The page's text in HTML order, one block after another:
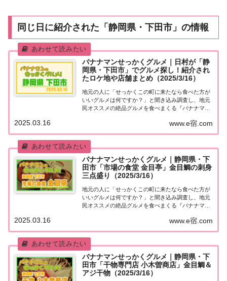
同じ日に紹介された「静岡県・下田市」の情報
バナナマンせっかくグルメ｜日村が「静
岡県・下田市」でグルメ探し！紹介され
たロケ地や店舗まとめ（2025/3/16）
地元の人に「せっかくこの町に来たなら食べた方が
いいグルメは何ですか？」と聞き込み調査し、地元
民オススメの絶品グルメを食べまくる『バナナマン
マンのせっかくグルメ』は日村さんが静岡県・下田
市で絶品グルメを満喫！朝獲れ金目鯛を食べ比べ...
www.e宿.com
2025.03.16
バナナマンせっかくグルメ｜静岡県・下
田市「市場の食堂 金目亭」金目鯛の刺身
三点盛り（2025/3/16）
地元の人に「せっかくこの町に来たなら食べた方が
いいグルメは何ですか？」と聞き込み調査し、地元
民オススメの絶品グルメを食べまくる『バナナマン
マンのせっかくグルメ』は日村さんが静岡県・下田
市で絶品グルメを満喫！こちらのページではその...
www.e宿.com
2025.03.16
バナナマンせっかくグルメ｜静岡県・下
田市「干物専門店 小木曽商店」金目鯛＆
アジ干物（2025/3/16）